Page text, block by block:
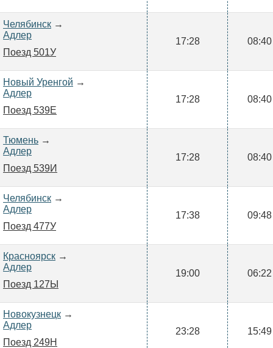
Челябинск →
Адлер
Поезд 501У
17:28 08:40
Новый Уренгой →
Адлер
Поезд 539Е
17:28 08:40
Тюмень →
Адлер
Поезд 539И
17:28 08:40
Челябинск →
Адлер
Поезд 477У
17:38 09:48
Красноярск →
Адлер
Поезд 127Ы
19:00 06:22
Новокузнецк →
Адлер
Поезд 249Н
23:28 15:49